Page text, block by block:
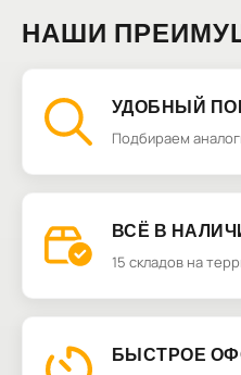
НАШИ
УДОБНЫЙ
Подбираем
ВСЁ В
15 складов на
БЫСТРОЕ